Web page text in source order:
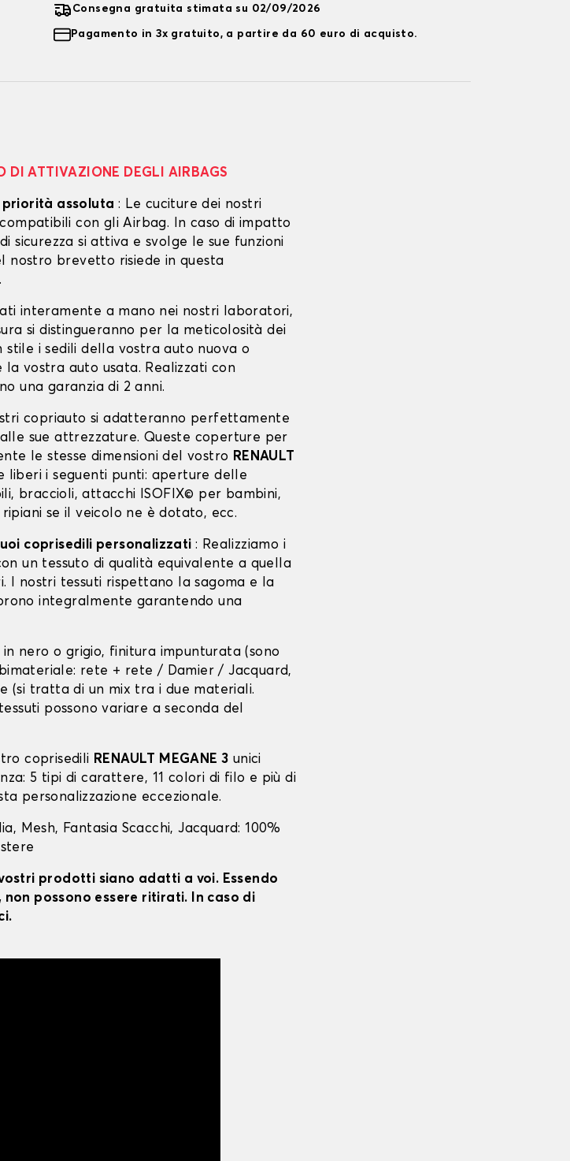
Consegna gratuita stimata su 02/09/2026
Pagamento in 3x gratuito, a partire da 60 euro di acquisto.
DI ATTIVAZIONE DEGLI AIRBAGS
priorità assoluta : Le cuciture dei nostri
con gli Airbag. In caso di impatto
sicurezza si attiva e svolge le sue funzioni
nostro brevetto risiede in questa
interamente a mano nei nostri laboratori,
si distingueranno per la meticolosità dei
i sedili della vostra auto nuova o
vostra auto usata. Realizzati con
una garanzia di 2 anni.
copriauto si adatteranno perfettamente
sue attrezzature. Queste coperture per
le stesse dimensioni del vostro RENAULT
liberi i seguenti punti: aperture delle
braccioli, attacchi ISOFIX© per bambini,
se il veicolo ne è dotato, ecc.
coprisedili personalizzati : Realizziamo i
un tessuto di qualità equivalente a quella
I nostri tessuti rispettano la sagoma e la
integralmente garantendo una
in nero o grigio, finitura impunturata (sono
rete + rete / Damier / Jacquard,
(si tratta di un mix tra i due materiali.
possono variare a seconda del
coprisedili RENAULT MEGANE 3 unici
5 tipi di carattere, 11 colori di filo e più di
personalizzazione eccezionale.
Mesh, Fantasia Scacchi, Jacquard: 100%
prodotti siano adatti a voi. Essendo
possono essere ritirati. In caso di